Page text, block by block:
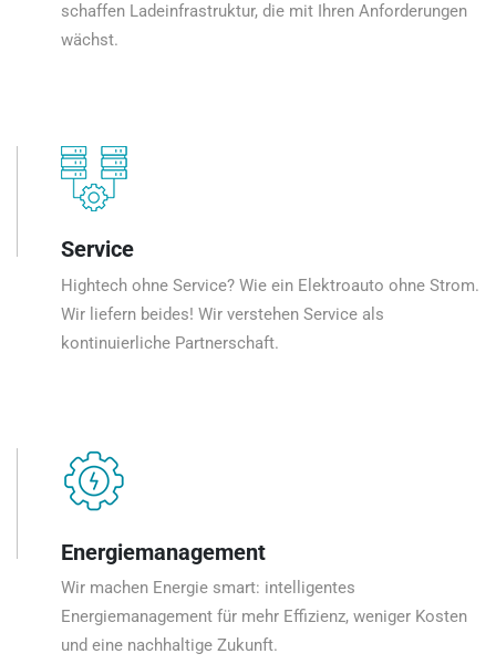
schaffen Ladeinfrastruktur, die mit Ihren Anforderungen
wächst.
Service
Hightech ohne Service? Wie ein Elektroauto ohne Strom.
Wir liefern beides! Wir verstehen Service als
kontinuierliche Partnerschaft.
Energiemanagement
Wir machen Energie smart: intelligentes
Energiemanagement für mehr Effizienz, weniger Kosten
und eine nachhaltige Zukunft.